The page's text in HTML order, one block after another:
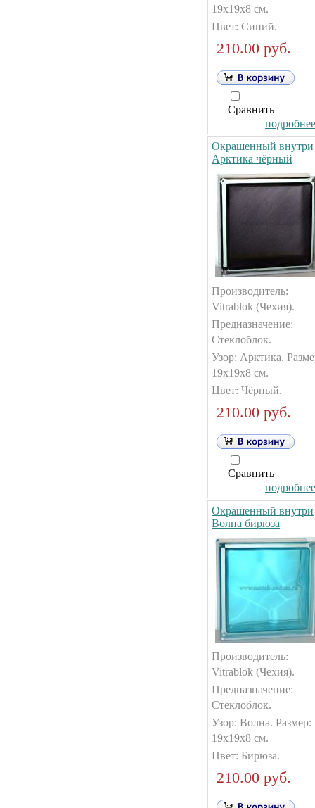
19х19х8 см.
Цвет: Синий.
210.00 руб.
Сравнить
Окрашенный внутри
Арктика чёрный
Производитель:
Vitrablok (Чехия).
Предназначение:
Стеклоблок.
Узор: Арктика.
19х19х8 см.
Цвет: Чёрный.
210.00 руб.
Сравнить
Окрашенный внутри
Волна бирюза
Производитель:
Vitrablok (Чехия).
Предназначение:
Стеклоблок.
Узор: Волна. Размер:
19х19х8 см.
Цвет: Бирюза.
210.00 руб.